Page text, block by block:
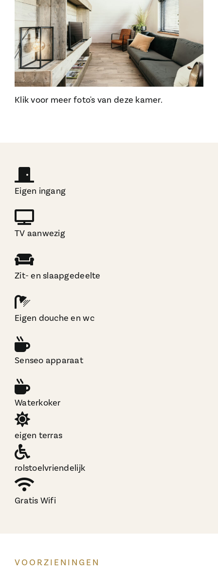
Klik voor meer foto's van deze kamer.
Eigen ingang
TV aanwezig
Zit- en slaapgedeelte
Eigen douche en wc
Senseo apparaat
Waterkoker
eigen terras
rolstoelvriendelijk
Gratis Wifi
VOORZIENINGEN